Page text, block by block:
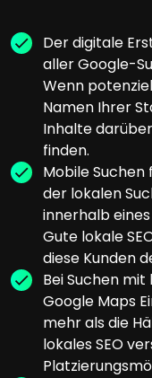
Der digitale
aller Google-
Wenn
Namen Ihrer
Inhalte
finden.
Mobile Suchen
der lokalen
innerhalb
Gute lokale
diese Kunden
Bei Suchen
Google Maps
mehr als die
lokales SEO